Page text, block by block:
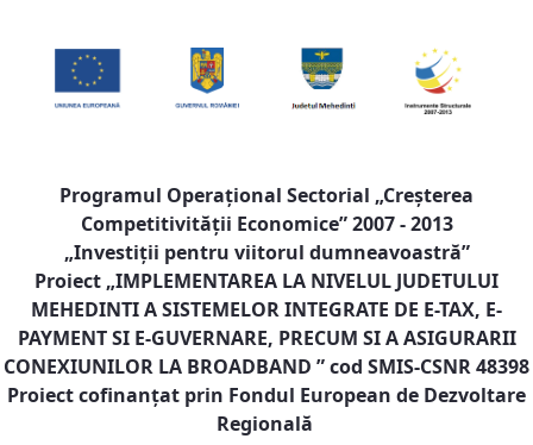
Programul Operaţional Sectorial „Creşterea
Competitivităţii Economice” 2007 - 2013
„Investiţii pentru viitorul dumneavoastră”
Proiect „IMPLEMENTAREA LA NIVELUL JUDETULUI
MEHEDINTI A SISTEMELOR INTEGRATE DE E-TAX, E-
PAYMENT SI E-GUVERNARE, PRECUM SI A ASIGURARII
CONEXIUNILOR LA BROADBAND ” cod SMIS-CSNR 48398
Proiect cofinanţat prin Fondul European de Dezvoltare
Regională